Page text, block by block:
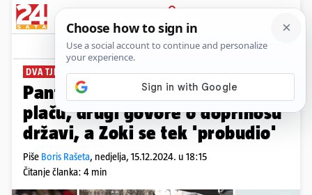
PRIJAVA
News Komentari
DVA TJEDNA DO IZBORA PLUS+
Pantovčak zvan čežnja: Jedni
plaču, drugi govore o doprinosu
državi, a Zoki se tek 'probudio'
Piše Boris Rašeta, nedjelja, 15.12.2024. u 18:15
Čitanje članka: 4 min